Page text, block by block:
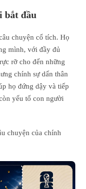
bắt đầu
chuyện cổ tích. Họ
mình, với đầy đủ
rỡ cho đến những
chính sự dấn thân
họ đứng dậy và tiếp
yếu tố con người
chuyện của chính